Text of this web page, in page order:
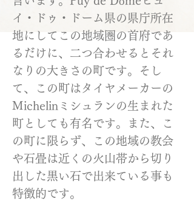
イ・ドゥ・ドーム県の県庁所在
地にしてこの地域圏の首府であ
るだけに、二つ合わせるとそれ
なりの大きさの町です。そし
て、この町はタイヤメーカーの
Michelinミシュランの生まれた
町としても有名です。また、こ
の町に限らず、この地域の教会
や石畳は近くの火山帯から切り
出した黒い石で出来ている事も
特徴的です。